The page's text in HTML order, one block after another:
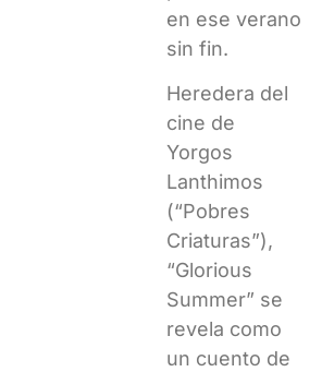
en ese verano
sin fin.
Heredera del
cine de
Yorgos
Lanthimos
(“Pobres
Criaturas”),
“Glorious
Summer” se
revela como
un cuento de